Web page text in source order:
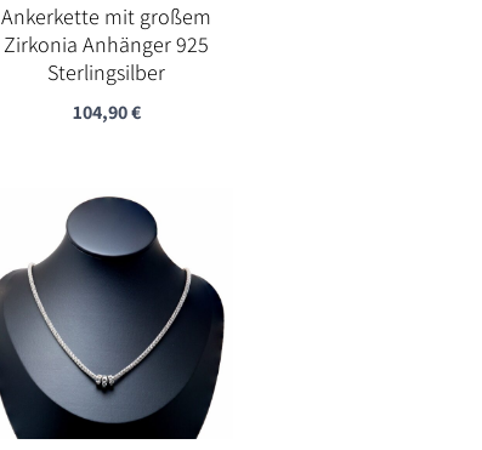
Ankerkette mit großem
Zirkonia Anhänger 925
Sterlingsilber
104,90€